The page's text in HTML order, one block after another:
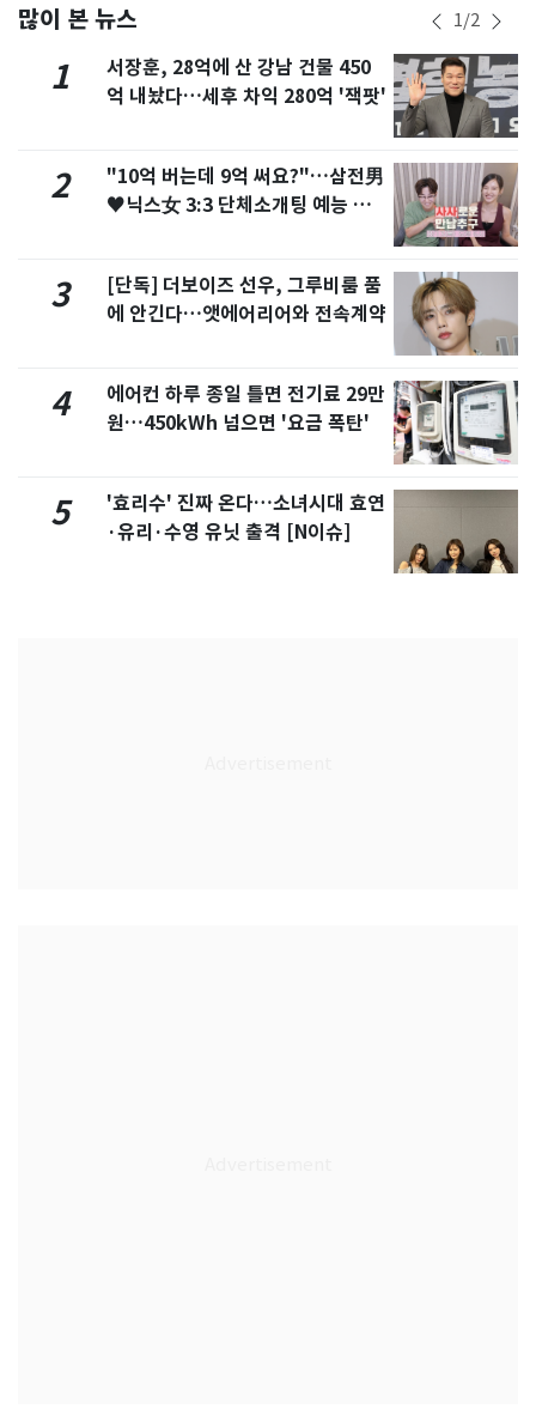
많이 본 뉴스 1/2
1
서장훈, 28억에 산 강남 건물 450
억 내놨다…세후 차익 280억 '잭팟'
2
"10억 버는데 9억 써요?"…삼전男
♥닉스女 3:3 단체소개팅 예능 화
3
[단독] 더보이즈 선우, 그루비룸 품
에 안긴다…앳에어리어와 전속계약
4
에어컨 하루 종일 틀면 전기료 29만
원…450kWh 넘으면 '요금 폭탄'
5
'효리수' 진짜 온다…소녀시대 효연
·유리·수영 유닛 출격 [N이슈]